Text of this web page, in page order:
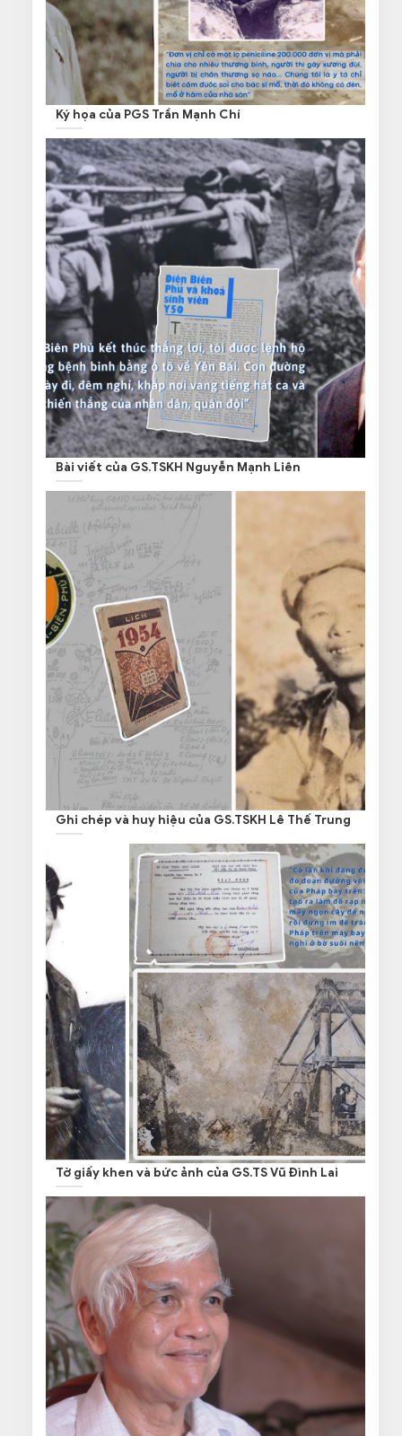
Ký họa của PGS Trần Mạnh Chí
Bài viết của GS.TSKH Nguyễn Mạnh Liên
Ghi chép và huy hiệu của GS.TSKH Lê Thế Trung
Tờ giấy khen và bức ảnh của GS.TS Vũ Đình Lai